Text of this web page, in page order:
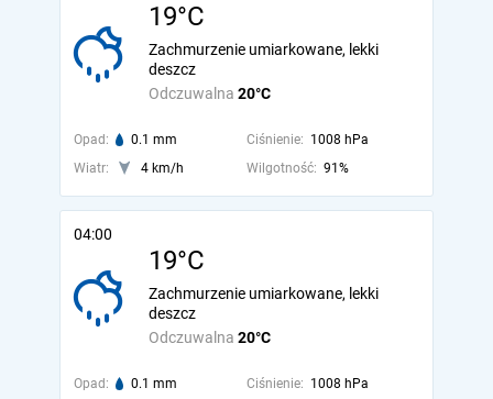
19°C
Odczuwalna 20°C
Zachmurzenie umiarkowane, lekki
deszcz
Opad: 0.1 mm Ciśnienie: 1008 hPa
Wiatr:
4 km/h Wilgotność: 91%
04:00
19°C
Odczuwalna 20°C
Zachmurzenie umiarkowane, lekki
deszcz
Opad: 0.1 mm Ciśnienie: 1008 hPa